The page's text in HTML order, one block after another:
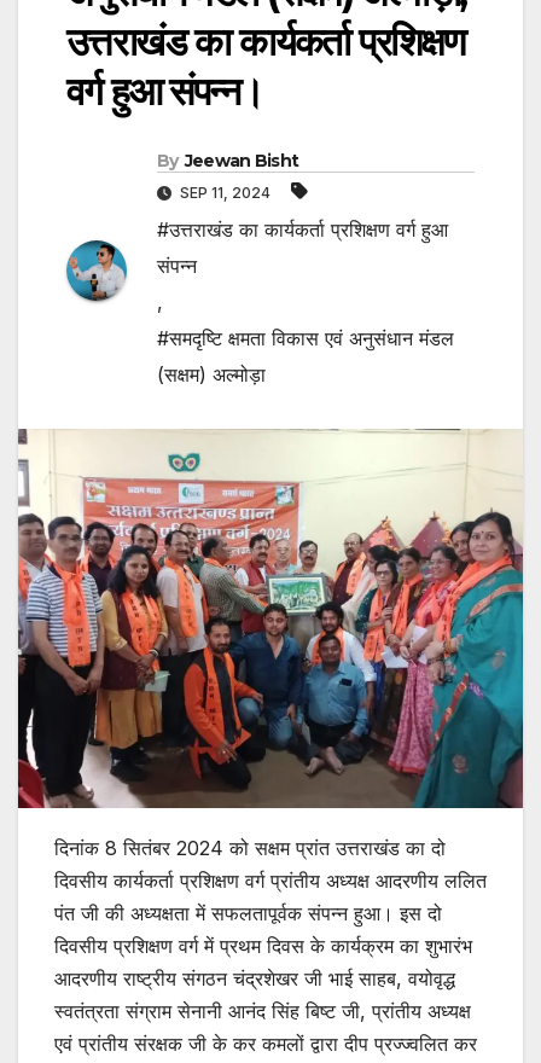
उत्तराखंड का कार्यकर्ता प्रशिक्षण
वर्ग हुआ संपन्न।
By Jeewan Bisht
SEP 11, 2024
#उत्तराखंड का कार्यकर्ता प्रशिक्षण वर्ग हुआ
संपन्न
,
#समदृष्टि क्षमता विकास एवं अनुसंधान मंडल
(सक्षम) अल्मोड़ा
दिनांक 8 सितंबर 2024 को सक्षम प्रांत उत्तराखंड का दो
दिवसीय कार्यकर्ता प्रशिक्षण वर्ग प्रांतीय अध्यक्ष आदरणीय ललित
पंत जी की अध्यक्षता में सफलतापूर्वक संपन्न हुआ। इस दो
दिवसीय प्रशिक्षण वर्ग में प्रथम दिवस के कार्यक्रम का शुभारंभ
आदरणीय राष्ट्रीय संगठन चंद्रशेखर जी भाई साहब, वयोवृद्ध
स्वतंत्रता संग्राम सेनानी आनंद सिंह बिष्ट जी, प्रांतीय अध्यक्ष
एवं प्रांतीय संरक्षक जी के कर कमलों द्वारा दीप प्रज्ज्वलित कर